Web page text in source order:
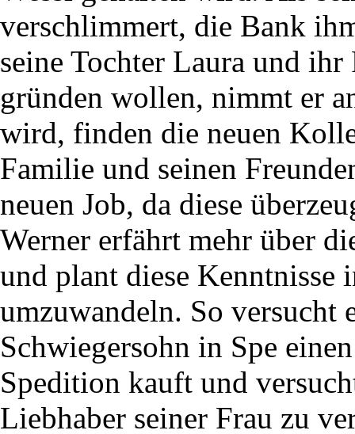
verschlimmert, die Bank
seine Tochter Laura und
gründen wollen, nimmt er
wird, finden die neuen
Familie und seinen
neuen Job, da diese
Werner erfährt mehr über
und plant diese Kenntnisse
umzuwandeln. So versucht
Schwiegersohn in Spe
Spedition kauft und
Liebhaber seiner Frau zu